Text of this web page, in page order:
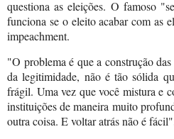
questiona as eleições. O famoso
funciona se o eleito acabar com as
impeachment.
"O problema é que a construção
da legitimidade, não é tão sólida
frágil. Uma vez que você mistura e
instituições de maneira muito
outra coisa. E voltar atrás não é